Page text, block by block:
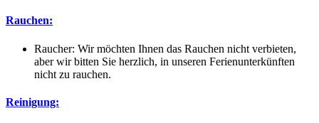
Rauchen:
Raucher: Wir möchten Ihnen das Rauchen nicht verbieten,
aber wir bitten Sie herzlich, in unseren Ferienunterkünften
nicht zu rauchen.
Reinigung: